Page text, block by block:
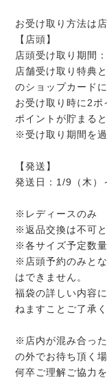
お受け取り方法は
【店頭】
店頭受け取り期間
店舗受け取り特典
のショップカード
お受け取り時に2ポ
ポイントが貯まる
※受け取り期間を
【発送】
発送日：1/9（木）
※レディースのみ
※返品交換は不可と
※各サイズ予定数
※店頭予約のみと
はできません。
福袋の詳しい内容
ねますことご了承
※店内が混み合っ
の外でお待ち頂く
何卒ご理解ご協力